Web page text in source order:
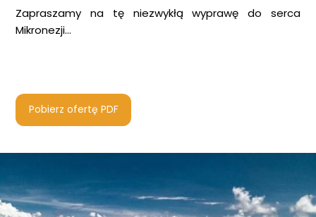
Zapraszamy na tę niezwykłą wyprawę do serca
Mikronezji…
Pobierz ofertę PDF